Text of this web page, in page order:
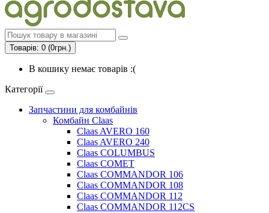
Товарів: 0 (0грн.)
В кошику немає товарів :(
Категорії
Запчастини для комбайнів
Комбайн Claas
Claas AVERO 160
Claas AVERO 240
Claas COLUMBUS
Claas COMET
Claas COMMANDOR 106
Claas COMMANDOR 108
Claas COMMANDOR 112
Claas COMMANDOR 112CS